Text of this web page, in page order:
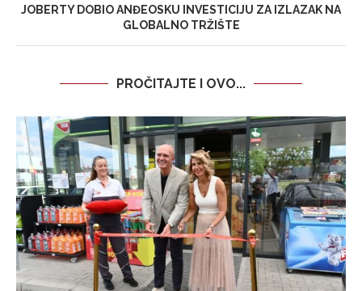
JOBERTY DOBIO ANĐEOSKU INVESTICIJU ZA IZLAZAK NA
GLOBALNO TRŽIŠTE
PROČITAJTE I OVO...